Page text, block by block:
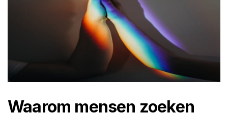
Waarom mensen zoeken